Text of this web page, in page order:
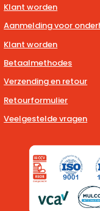
Klant worden
Aanmelding voor
Klant worden
Betaalmethodes
Verzending en retour
Retourformulier
Veelgestelde vragen